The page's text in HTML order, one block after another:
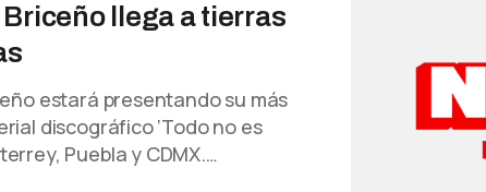
llega a tierras
estará presentando su más
discográfico ‘Todo no es
Puebla y CDMX.…